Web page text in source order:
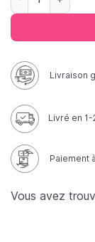
Livraison
Livré en
Paiement
Vous avez